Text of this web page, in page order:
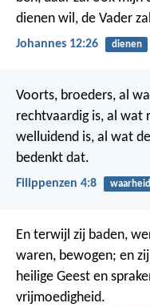
dienen wil, de Vader
Johannes 12:26 dienen
Voorts, broeders, al
rechtvaardig is, al wat
welluidend is, al wat
bedenkt dat.
Filippenzen 4:8 waarheid
En terwijl zij baden,
waren, bewogen; en
heilige Geest en
vrijmoedigheid.